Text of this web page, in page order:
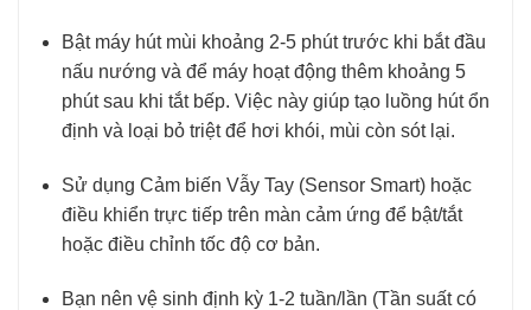
Bật máy hút mùi khoảng 2-5 phút trước khi bắt đầu
nấu nướng và để máy hoạt động thêm khoảng 5
phút sau khi tắt bếp. Việc này giúp tạo luồng hút ổn
định và loại bỏ triệt để hơi khói, mùi còn sót lại.
Sử dụng Cảm biến Vẫy Tay (Sensor Smart) hoặc
điều khiển trực tiếp trên màn cảm ứng để bật/tắt
hoặc điều chỉnh tốc độ cơ bản.
Bạn nên vệ sinh định kỳ 1-2 tuần/lần (Tần suất có